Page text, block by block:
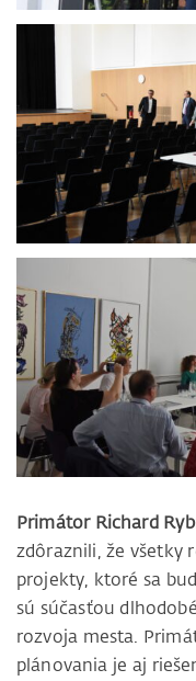
Primátor Richard
zdôraznili, že všetky
projekty, ktoré sa
sú súčasťou
rozvoja mesta.
plánovania je aj